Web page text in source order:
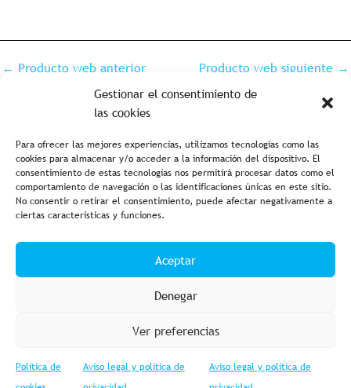
Gestionar el consentimiento de
las cookies
Para ofrecer las mejores experiencias, utilizamos tecnologías como las
cookies para almacenar y/o acceder a la información del dispositivo. El
consentimiento de estas tecnologías nos permitirá procesar datos como el
comportamiento de navegación o las identificaciones únicas en este sitio.
No consentir o retirar el consentimiento, puede afectar negativamente a
ciertas características y funciones.
Aceptar
Denegar
Ver preferencias
Política de
Aviso legal y política de
Aviso legal y política de
← Producto web anterior Producto web siguiente →
Aviso legal y política de privacidad Política de cookies
Condiciones de compra Accesibilidad